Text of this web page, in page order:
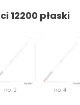
12200 płaski
no. 2 no. 4